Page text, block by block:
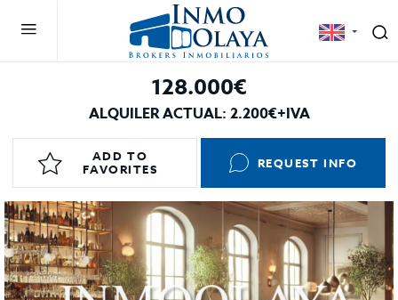
128.000€
ALQUILER ACTUAL: 2.200€+IVA
ADD TO
FAVORITES
REQUEST INFO